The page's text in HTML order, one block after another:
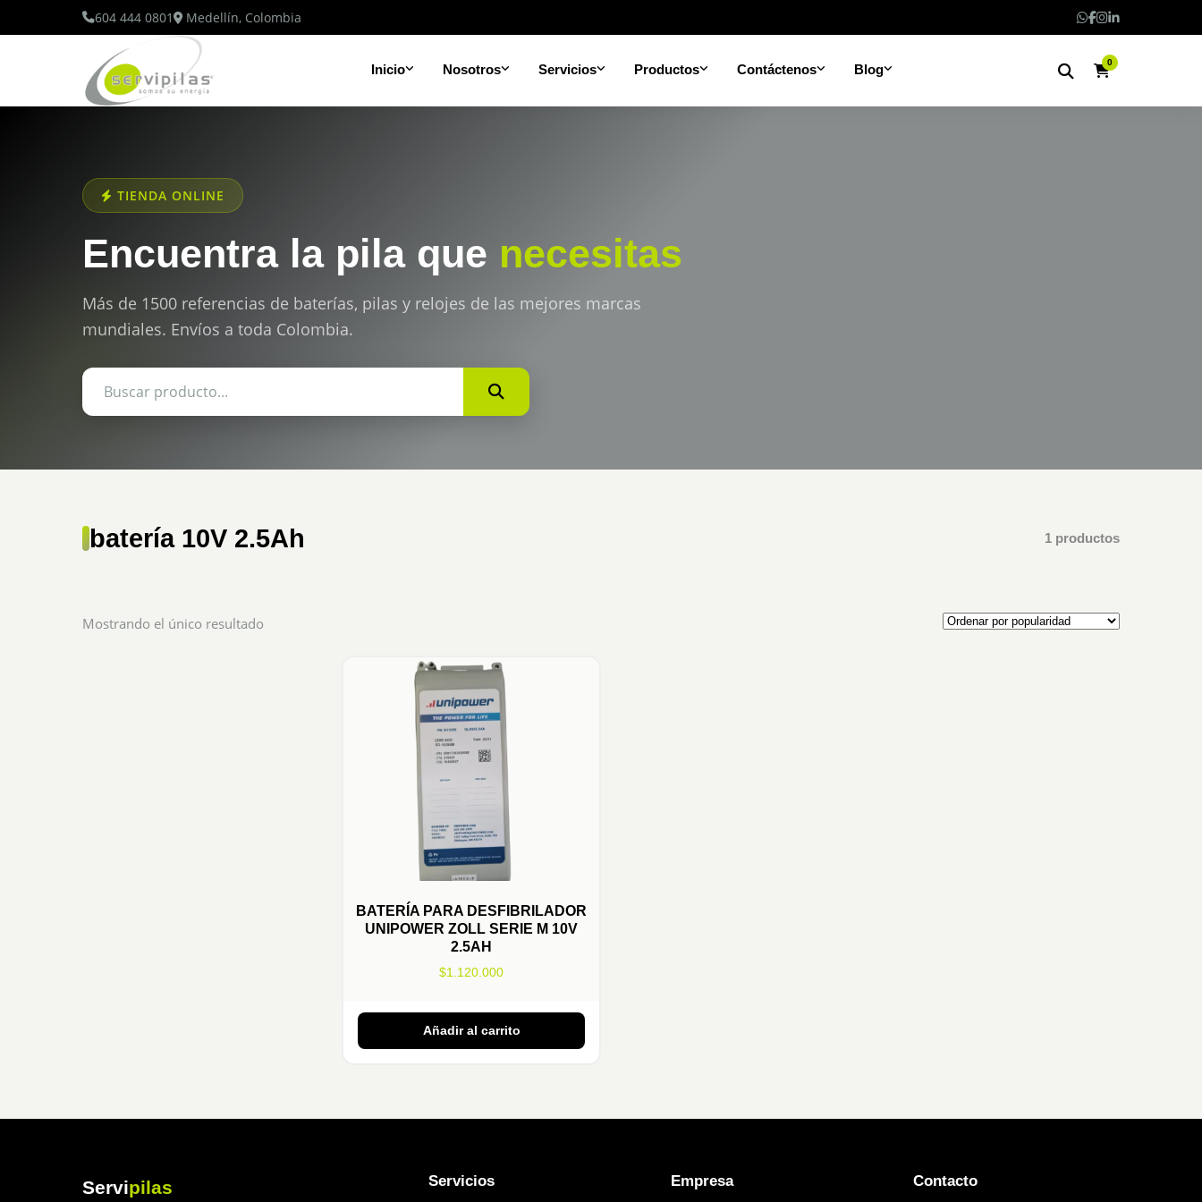
604 444 0801 Medellín, Colombia
Inicio Nosotros Servicios Productos Contáctenos Blog 0
TIENDA ONLINE
Encuentra la pila que necesitas
Más de 1500 referencias de baterías, pilas y relojes de las mejores marcas
mundiales. Envíos a toda Colombia.
batería 10V 2.5Ah 1 productos
Mostrando el único resultado
BATERÍA PARA DESFIBRILADOR
UNIPOWER ZOLL SERIE M 10V
2.5AH
$1.120.000
Añadir al carrito
Servipilas Servicios Empresa Contacto